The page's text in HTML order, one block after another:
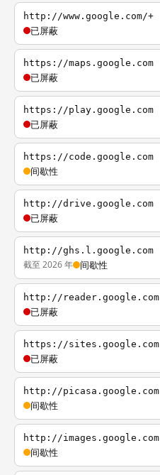
http://www.google.com/+
已屏蔽
https://maps.google.com
已屏蔽
https://play.google.com
已屏蔽
https://code.google.com
间歇性
http://drive.google.com
已屏蔽
http://ghs.l.google.com
截至 2026 年 间歇性
http://reader.google.com
已屏蔽
https://sites.google.com
已屏蔽
http://picasa.google.com
间歇性
http://images.google.com
间歇性